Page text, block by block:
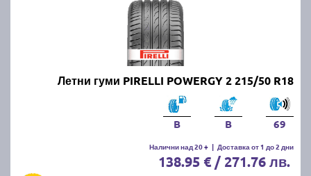
Летни гуми PIRELLI POWERGY 2 215/50 R18
B B 69
Налични над 20 + | Доставка от 1 до 2 дни
138.95 € / 271.76 лв.